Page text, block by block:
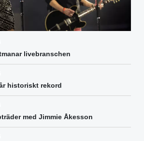
livebranschen
historiskt rekord
med Jimmie Åkesson